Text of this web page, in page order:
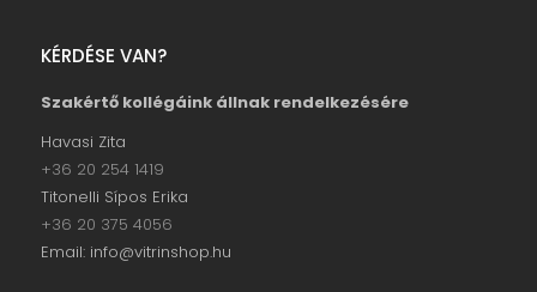
KÉRDÉSE VAN?
Szakértő kollégáink állnak rendelkezésére
Havasi Zita
+36 20 254 1419
Titonelli Sípos Erika
+36 20 375 4056
Email: info@vitrinshop.hu